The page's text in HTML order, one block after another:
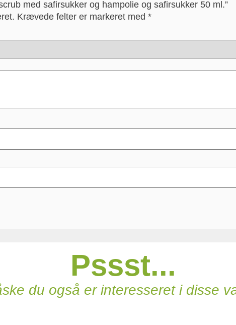
med safirsukker og hampolie og safirsukker 50 ml.”
Krævede felter er markeret med *
Pssst...
du også er interesseret i disse